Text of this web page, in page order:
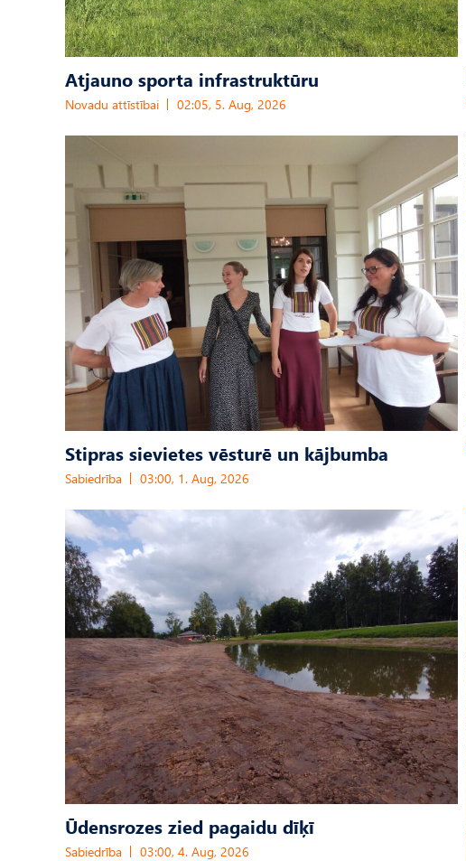
Atjauno sporta infrastruktūru
Novadu attīstībai 02:05, 5. Aug, 2026
Stipras sievietes vēsturē un kājbumba
Sabiedrība 03:00, 1. Aug, 2026
Ūdensrozes zied pagaidu dīķī
Sabiedrība 03:00, 4. Aug, 2026